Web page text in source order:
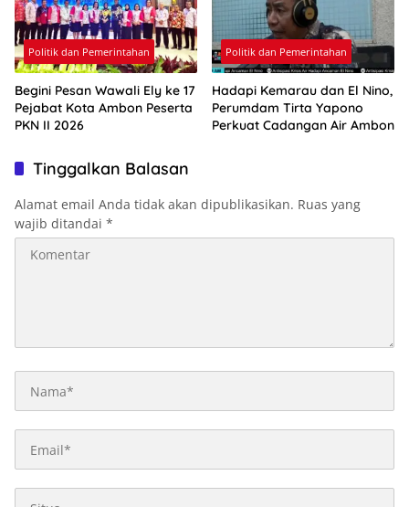
Politik dan Pemerintahan
Begini Pesan Wawali Ely ke 17
Pejabat Kota Ambon Peserta
PKN II 2026
Politik dan Pemerintahan
Hadapi Kemarau dan El Nino,
Perumdam Tirta Yapono
Perkuat Cadangan Air Ambon
Tinggalkan Balasan
Alamat email Anda tidak akan dipublikasikan. Ruas yang
wajib ditandai *